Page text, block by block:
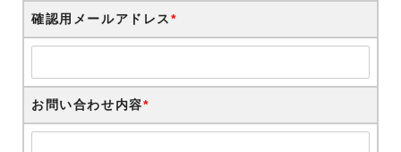
確認用メールアドレス*
お問い合わせ内容*